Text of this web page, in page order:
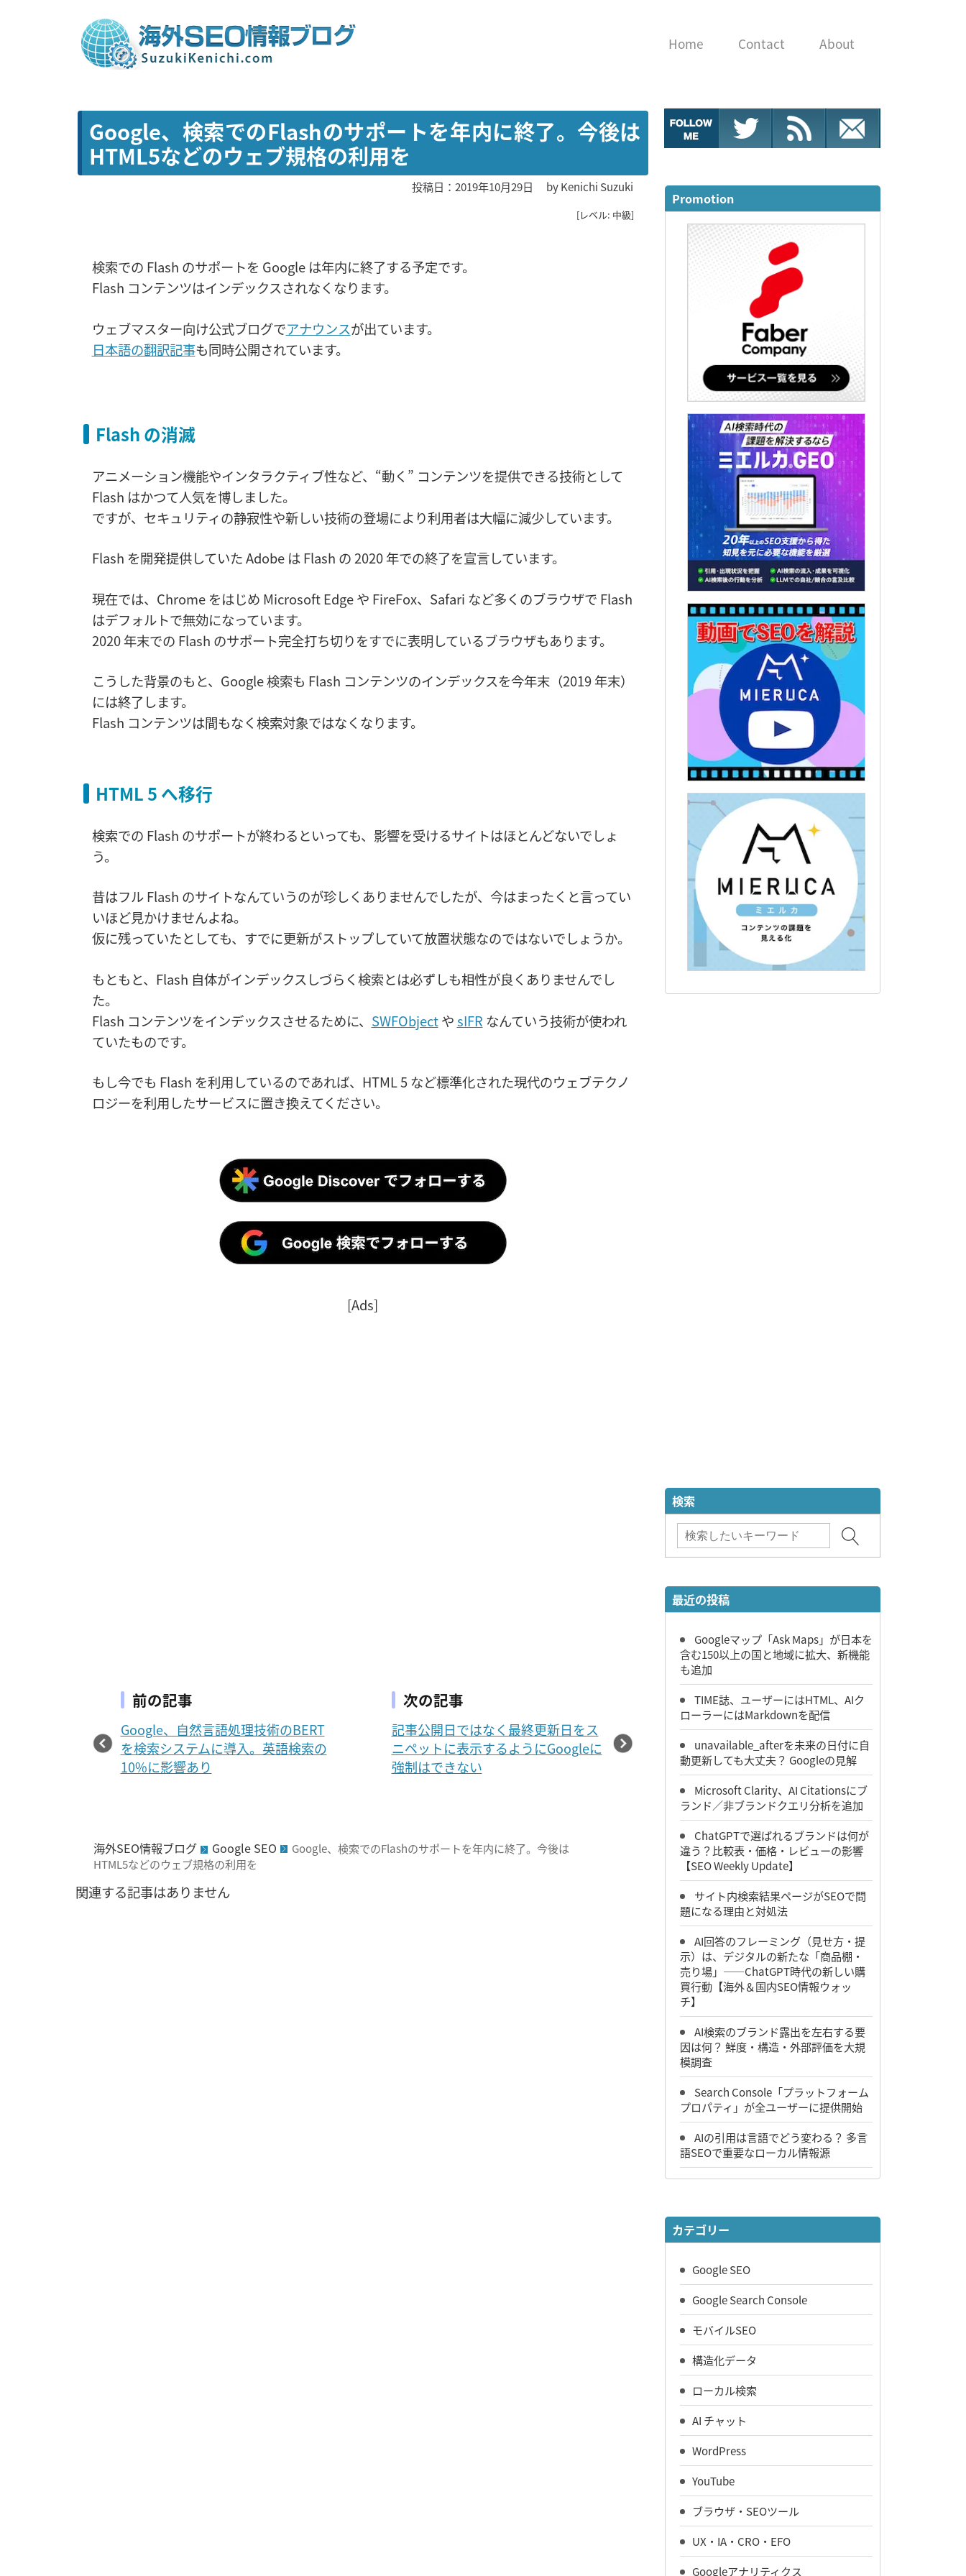
Home Contact About
Google、検索でのFlashのサポートを年内に終了。今後は
HTML5などのウェブ規格の利用を
投稿日：2019年10月29日 byKenichi Suzuki
[レベル: 中級]
検索での Flash のサポートを Google は年内に終了する予定です。
Flash コンテンツはインデックスされなくなります。
ウェブマスター向け公式ブログでアナウンスが出ています。
日本語の翻訳記事も同時公開されています。
Flash の消滅
アニメーション機能やインタラクティブ性など、“動く” コンテンツを提供できる技術として
Flash はかつて人気を博しました。
ですが、セキュリティの静寂性や新しい技術の登場により利用者は大幅に減少しています。
Flash を開発提供していた Adobe は Flash の 2020 年での終了を宣言しています。
現在では、Chrome をはじめ Microsoft Edge や FireFox、Safari など多くのブラウザで Flash
はデフォルトで無効になっています。
2020 年末での Flash のサポート完全打ち切りをすでに表明しているブラウザもあります。
こうした背景のもと、Google 検索も Flash コンテンツのインデックスを今年末（2019 年末）
には終了します。
Flash コンテンツは間もなく検索対象ではなくなります。
HTML 5 へ移行
検索での Flash のサポートが終わるといっても、影響を受けるサイトはほとんどないでしょ
う。
昔はフル Flash のサイトなんていうのが珍しくありませんでしたが、今はまったくと言ってい
いほど見かけませんよね。
仮に残っていたとしても、すでに更新がストップしていて放置状態なのではないでしょうか。
もともと、Flash 自体がインデックスしづらく検索とは必ずしも相性が良くありませんでし
た。
Flash コンテンツをインデックスさせるために、 SWFObjectやsIFR なんていう技術が使われ
ていたものです。
もし今でも Flash を利用しているのであれば、HTML 5 など標準化された現代のウェブテクノ
ロジーを利用したサービスに置き換えてください。
[Ads]
前の記事
Google、自然言語処理技術のBERT
を検索システムに導入。英語検索の
10%に影響あり
次の記事
記事公開日ではなく最終更新日をス
ニペットに表示するようにGoogleに
強制はできない
海外SEO情報ブログ Google SEO
Google、検索でのFlashのサポートを年内に終了。今後は
HTML5などのウェブ規格の利用を
関連する記事はありません
Promotion
検索
最近の投稿
Googleマップ「Ask Maps」が日本を
含む150以上の国と地域に拡大、新機能
も追加
TIME誌、ユーザーにはHTML、AIク
ローラーにはMarkdownを配信
unavailable_afterを未来の日付に自
動更新しても大丈夫？ Googleの見解
Microsoft Clarity、AI Citationsにブ
ランド／非ブランドクエリ分析を追加
ChatGPTで選ばれるブランドは何が
違う？比較表・価格・レビューの影響
【SEO Weekly Update】
サイト内検索結果ページがSEOで問
題になる理由と対処法
AI回答のフレーミング（見せ方・提
示）は、デジタルの新たな「商品棚・
売り場」――ChatGPT時代の新しい購
買行動【海外＆国内SEO情報ウォッ
チ】
AI検索のブランド露出を左右する要
因は何？ 鮮度・構造・外部評価を大規
模調査
Search Console「プラットフォーム
プロパティ」が全ユーザーに提供開始
AIの引用は言語でどう変わる？ 多言
語SEOで重要なローカル情報源
カテゴリー
Google SEO
Google Search Console
モバイルSEO
構造化データ
ローカル検索
AI チャット
WordPress
YouTube
ブラウザ・SEOツール
UX・IA・CRO・EFO
Googleアナリティクス